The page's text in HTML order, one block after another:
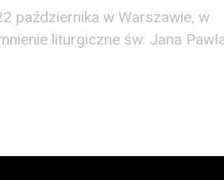
października w Warszawie, w
liturgiczne św. Jana